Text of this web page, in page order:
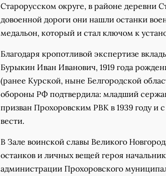
Старорусском округе, в районе деревни
довоенной дороги они нашли останки
медальон, который и стал ключом к
Благодаря кропотливой экспертизе
Бурыкин Иван Иванович, 1919 года
(ранее Курской, ныне Белгородской
обороны РФ подтвердила: младший
призван Прохоровским РВК в 1939 году и
вести.
В Зале воинской славы Великого
останков и личных вещей героя
администрации Прохоровского